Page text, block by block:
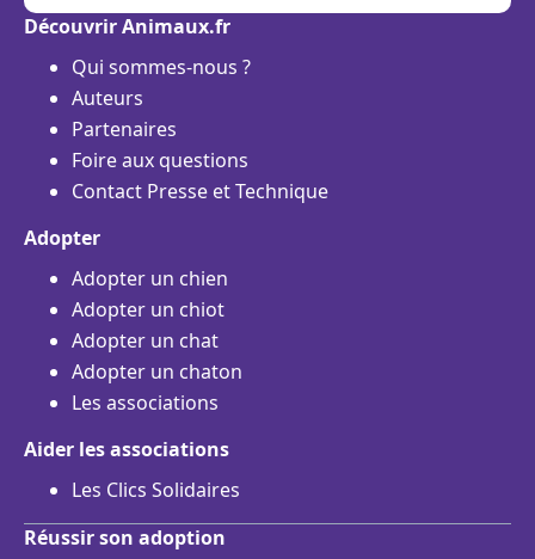
Découvrir Animaux.fr
Qui sommes-nous ?
Auteurs
Partenaires
Foire aux questions
Contact Presse et Technique
Adopter
Adopter un chien
Adopter un chiot
Adopter un chat
Adopter un chaton
Les associations
Aider les associations
Les Clics Solidaires
Réussir son adoption